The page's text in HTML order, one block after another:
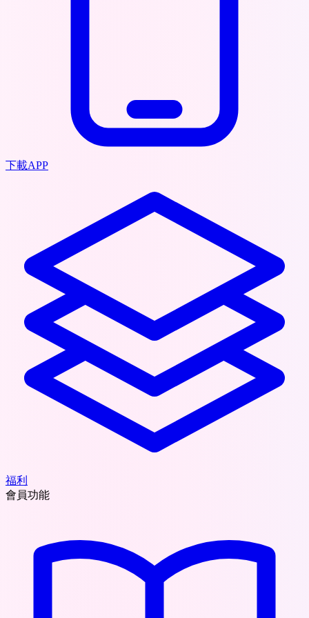
下載APP
福利
會員功能